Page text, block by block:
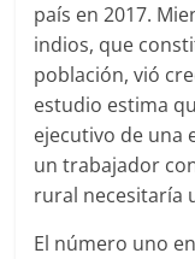
país en 2017.
indios, que
población, vió
estudio estima
ejecutivo de una
un trabajador
rural necesitaría
El número uno